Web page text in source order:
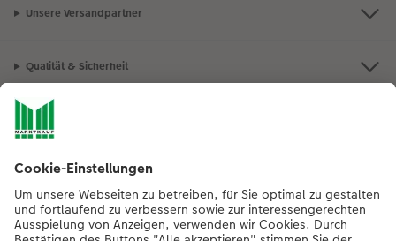
Unsere Versandpartner
Qualität & Sicherheit
Mein Fotoservice
Informationen